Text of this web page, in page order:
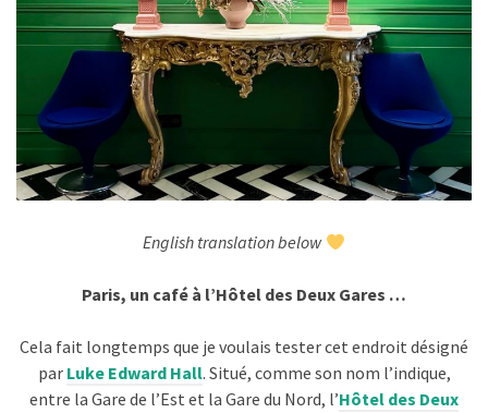
English translation below
Paris, un café à l’Hôtel des Deux Gares …
Cela fait longtemps que je voulais tester cet endroit désigné
par Luke Edward Hall. Situé, comme son nom l’indique,
entre la Gare de l’Est et la Gare du Nord, l’Hôtel des Deux